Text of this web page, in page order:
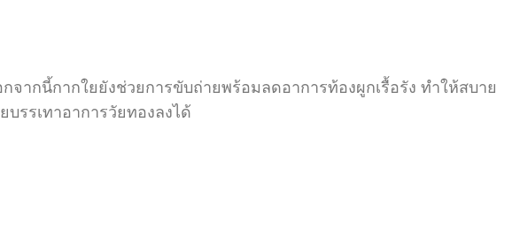
กนี้กากใยยังช่วยการขับถ่ายพร้อมลดอาการท้องผูกเรื้อรัง ทำให้สบาย
รรเทาอาการวัยทองลงได้